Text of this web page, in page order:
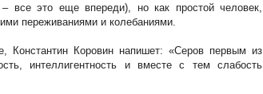
все это еще впереди), но как простой человек,
переживаниями и колебаниями.
Константин Коровин напишет: «Серов первым из
интеллигентность и вместе с тем слабость